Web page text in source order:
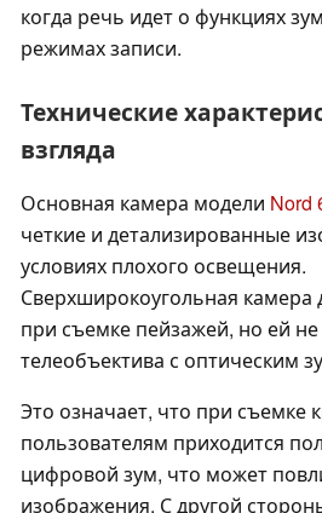
когда речь идет о функциях
режимах записи.
Технические
взгляда
Основная камера модели Nord
четкие и детализированные
условиях плохого освещения.
Сверхширокоугольная камера
при съемке пейзажей, но ей не
телеобъектива с оптическим
Это означает, что при съемке
пользователям приходится
цифровой зум, что может
изображения. С другой